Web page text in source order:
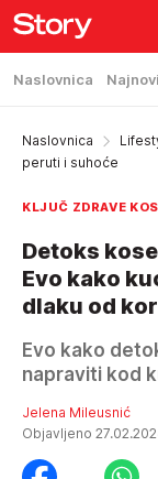
Naslovnica
Naslovnica
peruti i suhoće
KLJUČ ZDRAVE
Detoks
Evo kako
dlaku od
Evo kako
napraviti kod
Jelena Mileusnić
Objavljeno